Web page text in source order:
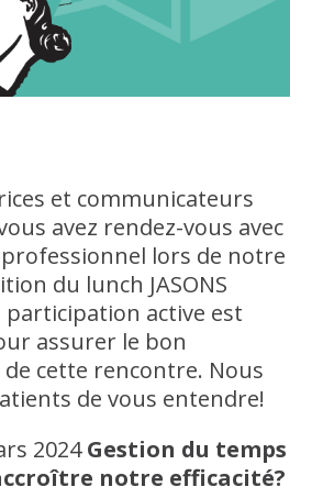
et communicateurs
avez rendez-vous avec
lors de notre
du lunch JASONS
participation active est
assurer le bon
cette rencontre. Nous
de vous entendre!
2024 Gestion du temps
notre efficacité?